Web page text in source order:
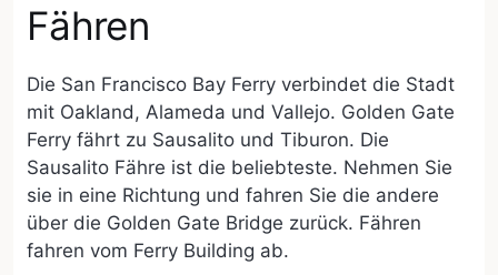
Fähren
Die San Francisco Bay Ferry verbindet die Stadt
mit Oakland, Alameda und Vallejo. Golden Gate
Ferry fährt zu Sausalito und Tiburon. Die
Sausalito Fähre ist die beliebteste. Nehmen Sie
sie in eine Richtung und fahren Sie die andere
über die Golden Gate Bridge zurück. Fähren
fahren vom Ferry Building ab.